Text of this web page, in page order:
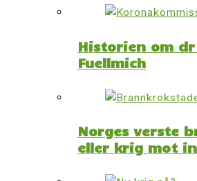
Historien om
Fuellmich
Norges verste
eller krig mot